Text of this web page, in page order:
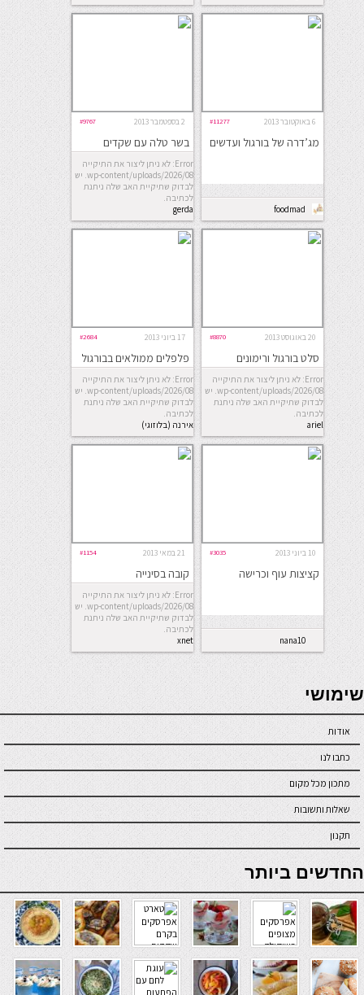
6 באוקטובר 2013 #11277
מג’דרה של בורגול ועדשים
foodmad
2 בספטמבר 2013 #9767
בשר טלה עם שקדים
וצימוקים על מצע בורגול
Error: לא ניתן ליצור את התיקייה
wp-content/uploads/2026/08. יש
לבדוק שתיקיית האב שלה ניתנת
לכתיבה.
gerda
20 באוגוסט 2013 #8870
סלט בורגול ורימונים
Error: לא ניתן ליצור את התיקייה
wp-content/uploads/2026/08. יש
לבדוק שתיקיית האב שלה ניתנת
לכתיבה.
ariel
17 ביוני 2013 #2684
פלפלים ממולאים בבורגול
וירקותError: לא ניתן ליצור את התיקייה
wp-content/uploads/2026/08. יש
לבדוק שתיקיית האב שלה ניתנת
לכתיבה.
אירנה (בלוזוגי)
10 ביוני 2013 #3035
קציצות עוף וכרישה
nana10
21 במאי 2013 #1154
קובה בסינייה
Error: לא ניתן ליצור את התיקייה
wp-content/uploads/2026/08. יש
לבדוק שתיקיית האב שלה ניתנת
לכתיבה.
xnet
seriöse online casinos österreich
שימושי
אודות
כתבו לנו
מתכון מכל מקום
שאלות ותשובות
תקנון
online casino
החדשים ביותר